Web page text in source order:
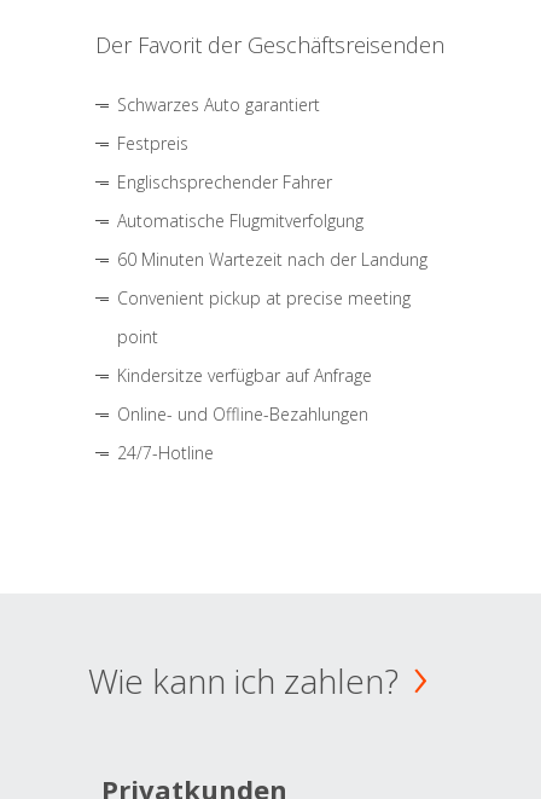
Der Favorit der Geschäftsreisenden
Schwarzes Auto garantiert
Festpreis
Englischsprechender Fahrer
Automatische Flugmitverfolgung
60 Minuten Wartezeit nach der Landung
Convenient pickup at precise meeting
point
Kindersitze verfügbar auf Anfrage
Online- und Offline-Bezahlungen
24/7-Hotline
Wie kann ich zahlen?
Privatkunden